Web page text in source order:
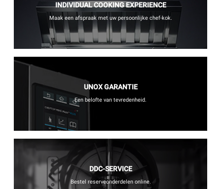
INDIVIDUAL COOKING EXPERIENCE
Maak een afspraak met uw persoonlijke chef-kok.
UNOX GARANTIE
Een belofte van tevredenheid.
DDC-SERVICE
Bestel reserveonderdelen online.